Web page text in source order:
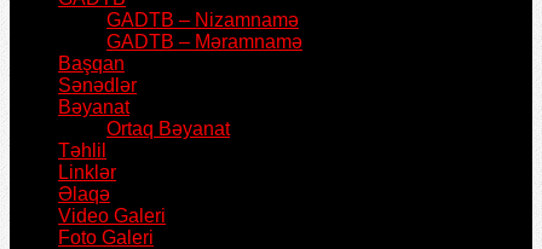
GADTB – Nizamnamə
GADTB – Məramnamə
Başqan
Sənədlər
Bəyanat
Ortaq Bəyanat
Təhlil
Linklər
Əlaqə
Video Galeri
Foto Galeri